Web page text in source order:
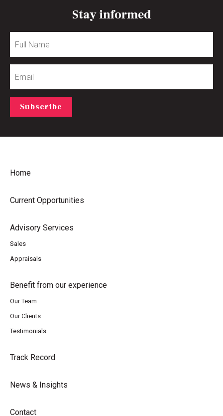
Stay informed
Name
Subscribe
Home
Current Opportunities
Advisory Services
Sales
Appraisals
Benefit from our experience
Our Team
Our Clients
Testimonials
Track Record
News & Insights
Contact